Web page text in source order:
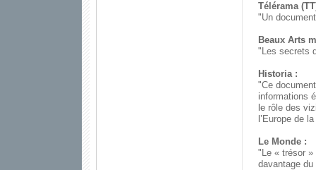
Télérama
"Un
Beaux Arts
"Les secrets
Historia :
"Ce
informations
le rôle des
l’Europe de
Le Monde :
"Le « trésor »
davantage